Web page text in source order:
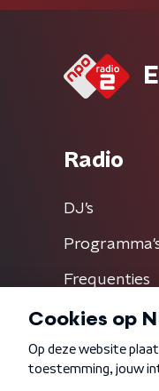
Radio
DJ’s
Frequenties
Algemene